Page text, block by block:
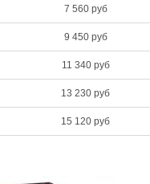
7 560 руб
9 450 руб
11 340 руб
13 230 руб
15 120 руб